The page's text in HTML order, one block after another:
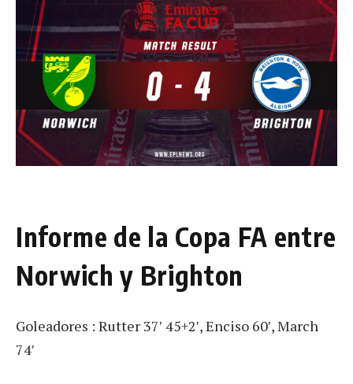
Informe de la Copa FA entre
Norwich y Brighton
Goleadores : Rutter 37′ 45+2′, Enciso 60′, March
74′